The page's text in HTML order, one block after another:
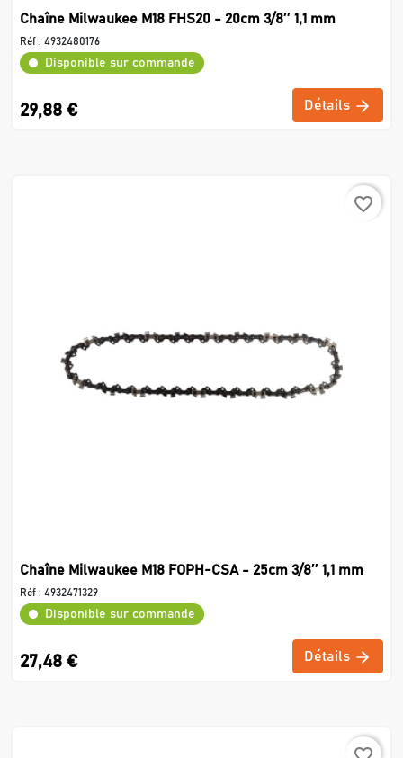
Chaîne Milwaukee M18 FHS20 - 20cm 3/8″ 1,1 mm
Réf : 4932480176
Disponible sur commande
29,88 € Détails
favorite_border
Chaîne Milwaukee M18 FOPH-CSA - 25cm 3/8″ 1,1 mm
Réf : 4932471329
Disponible sur commande
27,48 € Détails